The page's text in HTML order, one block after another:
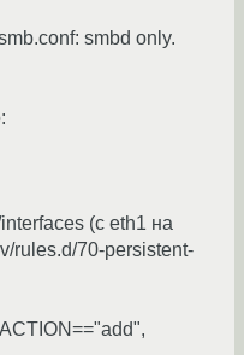
smbd only.
(с eth1 на
rules.d/70-persistent-